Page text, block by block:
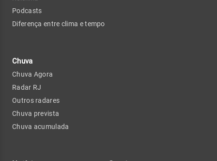
Podcasts
Diferença entre clima e tempo
Chuva
Chuva Agora
Radar RJ
Outros radares
Chuva prevista
Chuva acumulada